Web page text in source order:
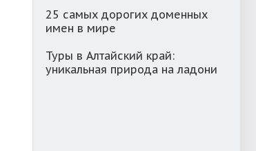
25 самых дорогих доменных
имен в мире
Туры в Алтайский край:
уникальная природа на ладони